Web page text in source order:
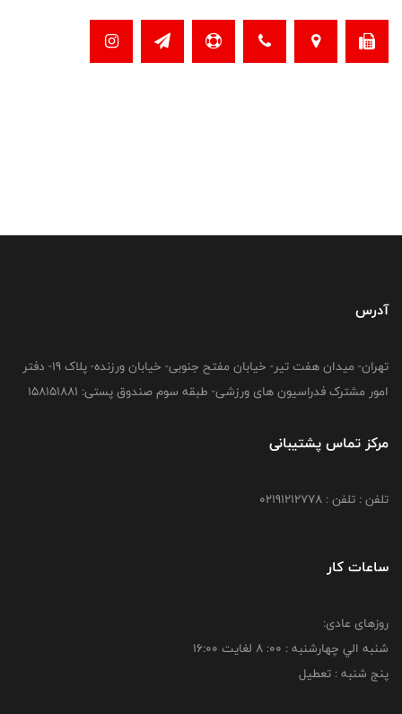
آدرس
تهران- میدان هفت تیر- خیابان مفتح جنوبی- خیابان ورزنده- پلاک 19- دفتر
امور مشترک فدراسیون های ورزشی- طبقه سوم صندوق پستی: 158151881
مرکز تماس پشتیبانی
تلفن : تلفن : 02191212778
ساعات کار
روزهای عادی:
شنبه الي چهارشنبه : 00: 8 لغايت 16:00
پنج شنبه : تعطیل